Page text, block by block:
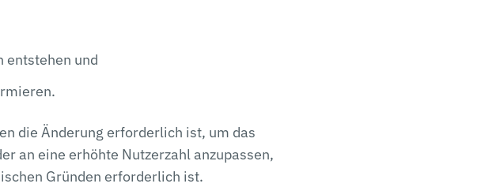
entstehen und
die Änderung erforderlich ist, um das
an eine erhöhte Nutzerzahl anzupassen,
Gründen erforderlich ist.